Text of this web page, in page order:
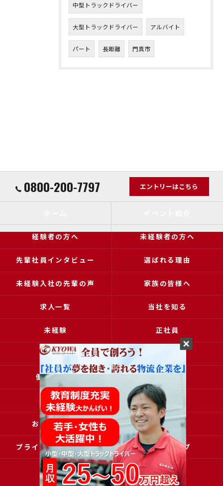
中型トラックドライバー
大型トラックドライバー アルバイト
パート 長距離 門真市
0800-200-7797 エントリーはこちら
経験者の方へ 未経験者の方へ
先輩社員インタビュー 選ばれる理由
未経験入社の先輩の声 家族の皆様へ
求人一覧 当社を知る
未経験 正社員
高収入
働きやすい アクセス
ブログ コラム
お問い合わせ 採用申込
プライバシーポリシー サイトマップ